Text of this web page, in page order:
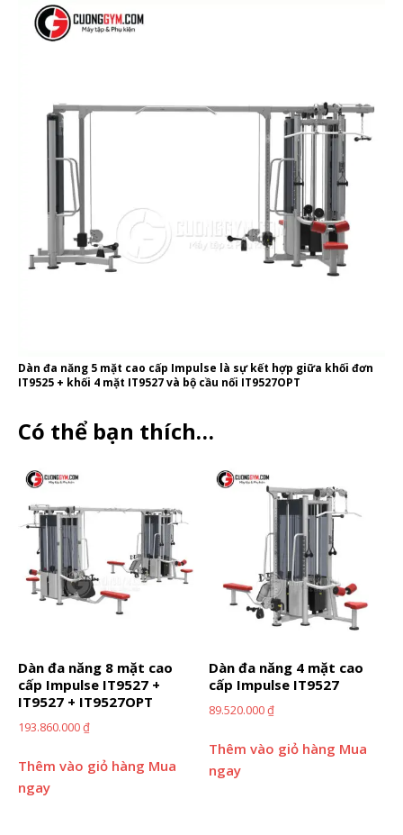
Dàn đa năng 5 mặt cao cấp Impulse là sự kết hợp giữa khối đơn
IT9525 + khối 4 mặt IT9527 và bộ cầu nối IT9527OPT
Có thể bạn thích…
Dàn đa năng 8 mặt cao
cấp Impulse IT9527 +
IT9527 + IT9527OPT
193.860.000₫
Thêm vào giỏ hàng Mua
ngay
Dàn đa năng 4 mặt cao
cấp Impulse IT9527
89.520.000₫
Thêm vào giỏ hàng Mua
ngay